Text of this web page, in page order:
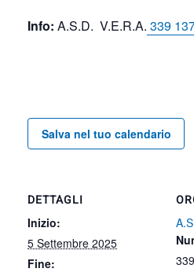
Info: A.S.D. V.E.R.A. 339
Salva nel tuo calendario
DETTAGLI
Inizio:
5 Settembre 2025
Fine: